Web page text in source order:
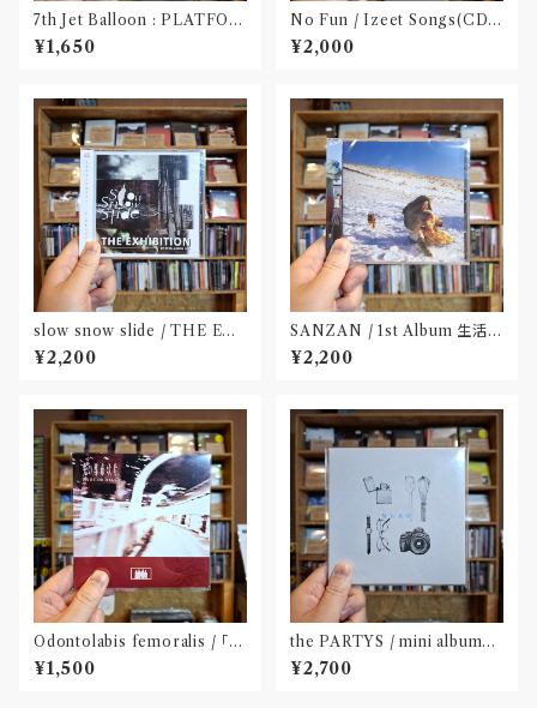
7th Jet Balloon : PLATFOR
M SPLIT EP(CD)〝長野〟×
〝大阪〟
¥1,650
No Fun / Izeet Songs(CD)
〝京都〟
¥2,000
slow snow slide / THE EX
HIBITION(CD)〝山形県酒田
市〟
¥2,200
SANZAN / 1st Album 生活の
名残(CD)〝静岡県三島市〟
¥2,200
Odontolabis femoralis / ｢先
の都市状片」(CD)〝名古屋〟
¥1,500
the PARTYS / mini album
「NEAR」(CD)〝奈良〟
¥2,700